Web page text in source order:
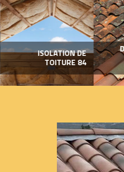
ISOLATION DE
TOITURE 84